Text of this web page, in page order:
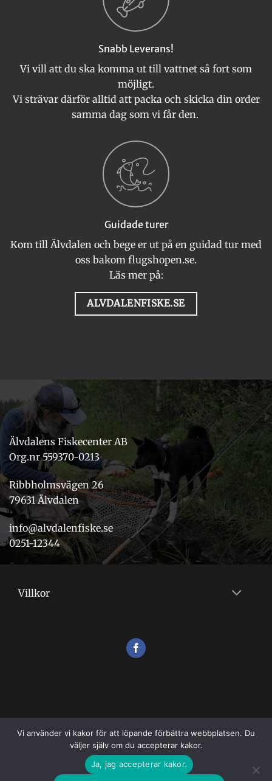
Snabb Leverans!
Vi vill att du ska komma ut till vattnet så fort som
möjligt.
Vi strävar därför alltid att packa och skicka din order
samma dag som vi får den.
Guidade turer
Kom till Älvdalen och bege er ut på en guidad tur med
oss bakom flugshopen.se.
Läs mer på:
ALVDALENFISKE.SE
Älvdalens Fiskecenter AB
Org.nr 559370-0213
Ribbholmsvägen 26
79631 Älvdalen
info@alvdalenfiske.se
0251-12344
Villkor
Copyright 2026 ©Flugshopen
Vi använder vi kakor för att löpande förbättra webbplatsen. Du
väljer själv om du accepterar kakor.
Ja, jag accepterar kakor.